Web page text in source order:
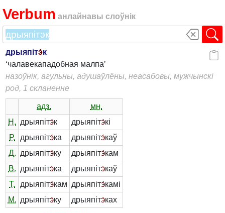
Verbum анлайнавы слоўнік
дрыяпітэ́к
‘чалавекападобная малпа’
назоўнік, агульны, адушаўлёны, неасабовы, мужчынскі
род, 1 скланенне
адз.
мн.
Н. дрыяпітэ́к дрыяпітэ́кі
Р.
дрыяпітэ́ка дрыяпітэ́каў
Д. дрыяпітэ́ку дрыяпітэ́кам
В. дрыяпітэ́ка дрыяпітэ́каў
Т.
дрыяпітэ́кам дрыяпітэ́камі
М. дрыяпітэ́ку дрыяпітэ́ках